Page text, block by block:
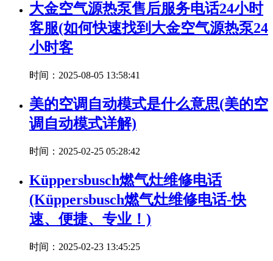
大金空气源热泵售后服务电话24小时
客服(如何快速找到大金空气源热泵24
小时客
时间：2025-08-05 13:58:41
美的空调自动模式是什么意思(美的空
调自动模式详解)
时间：2025-02-25 05:28:42
Küppersbusch燃气灶维修电话
(Küppersbusch燃气灶维修电话-快
速、便捷、专业！)
时间：2025-02-23 13:45:25